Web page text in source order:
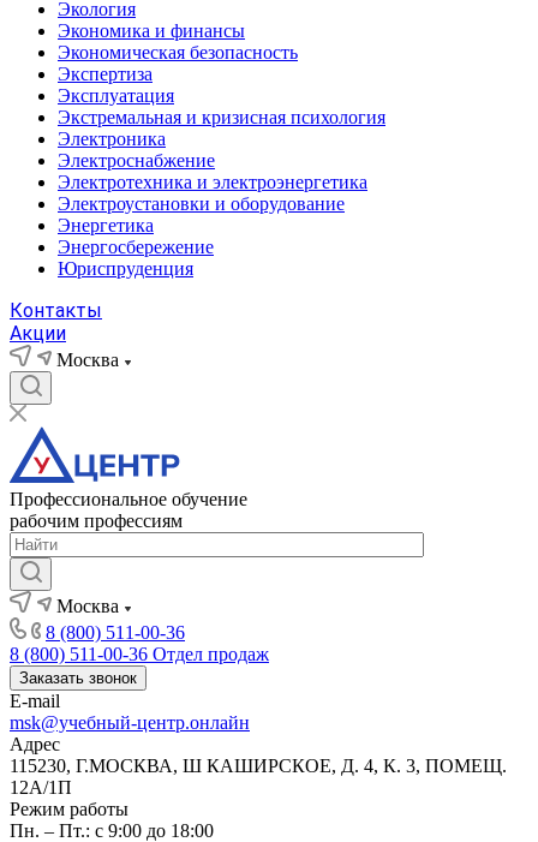
Экология
Экономика и финансы
Экономическая безопасность
Экспертиза
Эксплуатация
Экстремальная и кризисная психология
Электроника
Электроснабжение
Электротехника и электроэнергетика
Электроустановки и оборудование
Энергетика
Энергосбережение
Юриспруденция
Контакты
Акции
Москва
Профессиональное обучение
рабочим профессиям
Москва
8 (800) 511-00-36
8 (800) 511-00-36 Отдел продаж
Заказать звонок
E-mail
msk@учебный-центр.онлайн
Адрес
115230, Г.МОСКВА, Ш КАШИРСКОЕ, Д. 4, К. 3, ПОМЕЩ.
12А/1П
Режим работы
Пн. – Пт.: с 9:00 до 18:00